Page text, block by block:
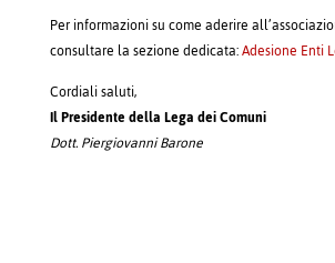
Per informazioni su come aderire
consultare la sezione dedicata:Adesione Enti
Cordiali saluti,
Il Presidente della Lega dei Comuni
Dott. Piergiovanni Barone